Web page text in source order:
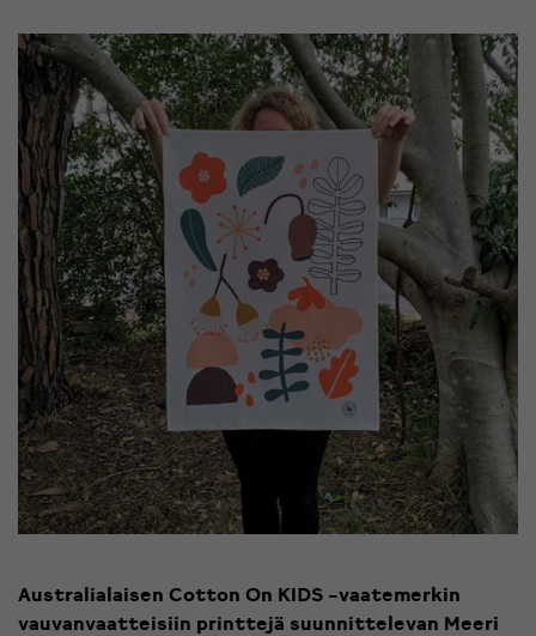
Australialaisen Cotton On KIDS -vaatemerkin
vauvanvaatteisiin printtejä suunnittelevan Meeri